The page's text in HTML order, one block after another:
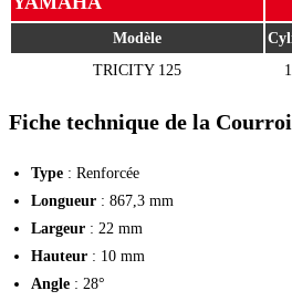
Modèle
TRICITY 125
Fiche technique de la
Type : Renforcée
Longueur : 867,3 mm
Largeur : 22 mm
Hauteur : 10 mm
Angle : 28°